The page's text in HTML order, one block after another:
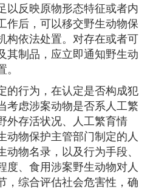
以反映原物形态特征或者内
作后，可以移交野生动物保
构依法处置。对存在或者可
其制品，应立即通知野生动
的行为，在认定是否构成犯
考虑涉案动物是否系人工繁
外存活状况、人工繁育情
动物保护主管部门制定的人
物名录，以及行为手段、
度、食用涉案野生动物对人
，综合评估社会危害性，确